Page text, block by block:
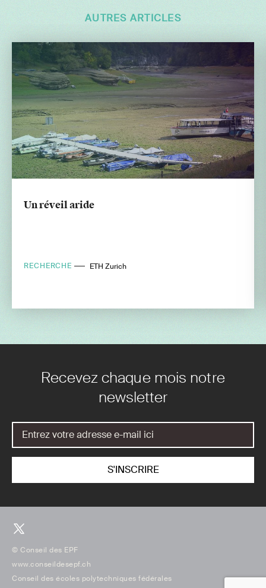
AUTRES ARTICLES
Un réveil aride
RECHERCHE ETH Zurich
Recevez chaque mois notre
newsletter
© Conseil des EPF
www.conseildesepf.ch
Conseil des écoles polytechniques fédérales